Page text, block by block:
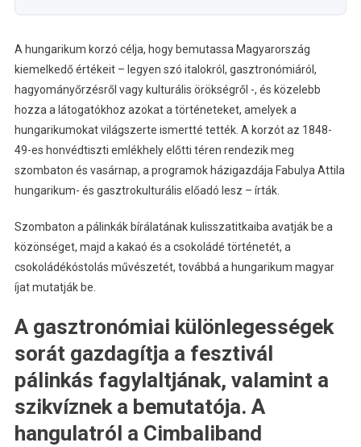
A hungarikum korzó célja, hogy bemutassa Magyarország
kiemelkedő értékeit – legyen szó italokról, gasztronómiáról,
hagyományőrzésről vagy kulturális örökségről -, és közelebb
hozza a látogatókhoz azokat a történeteket, amelyek a
hungarikumokat világszerte ismertté tették. A korzót az 1848-
49-es honvédtiszti emlékhely előtti téren rendezik meg
szombaton és vasárnap, a programok házigazdája Fabulya Attila
hungarikum- és gasztrokulturális előadó lesz – írták.
Szombaton a pálinkák bírálatának kulisszatitkaiba avatják be a
közönséget, majd a kakaó és a csokoládé történetét, a
csokoládékóstolás művészetét, továbbá a hungarikum magyar
íjat mutatják be.
A gasztronómiai különlegességek
sorát gazdagítja a fesztivál
pálinkás fagylaltjának, valamint a
szikvíznek a bemutatója. A
hangulatról a Cimbaliband